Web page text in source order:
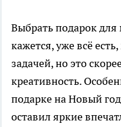
Выбрать подарок
кажется, уже всё
задачей, но это
креативность.
подарке на Новый
оставил яркие